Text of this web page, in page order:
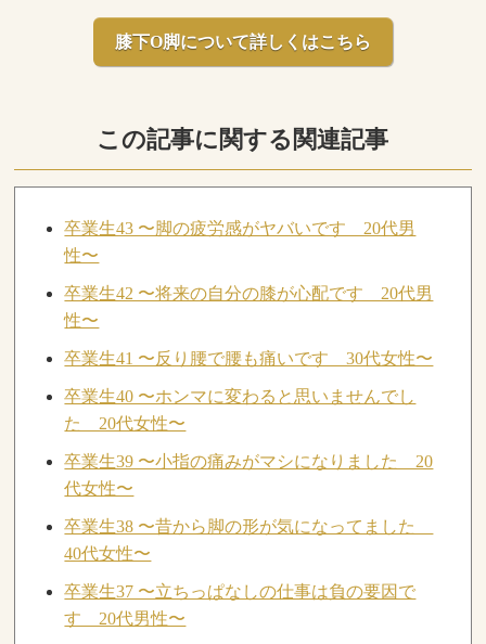
膝下O脚について詳しくはこちら
この記事に関する関連記事
卒業生43 〜脚の疲労感がヤバいです 20代男
性〜
卒業生42 〜将来の自分の膝が心配です 20代男
性〜
卒業生41 〜反り腰で腰も痛いです 30代女性〜
卒業生40 〜ホンマに変わると思いませんでし
た 20代女性〜
卒業生39 〜小指の痛みがマシになりました 20
代女性〜
卒業生38 〜昔から脚の形が気になってました
40代女性〜
卒業生37 〜立ちっぱなしの仕事は負の要因で
す 20代男性〜